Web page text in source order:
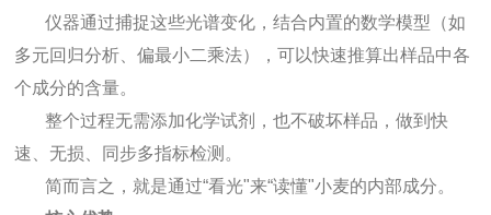
仪器通过捕捉这些光谱变化，结合内置的数学模型（如
多元回归分析、偏最小二乘法），可以快速推算出样品中各
个成分的含量。
整个过程无需添加化学试剂，也不破坏样品，做到快
速、无损、同步多指标检测。
简而言之，就是通过“看光"来“读懂"小麦的内部成分。